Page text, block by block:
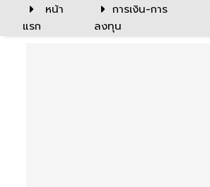
หน้า
แรก
การเงิน-การ
ลงทุน